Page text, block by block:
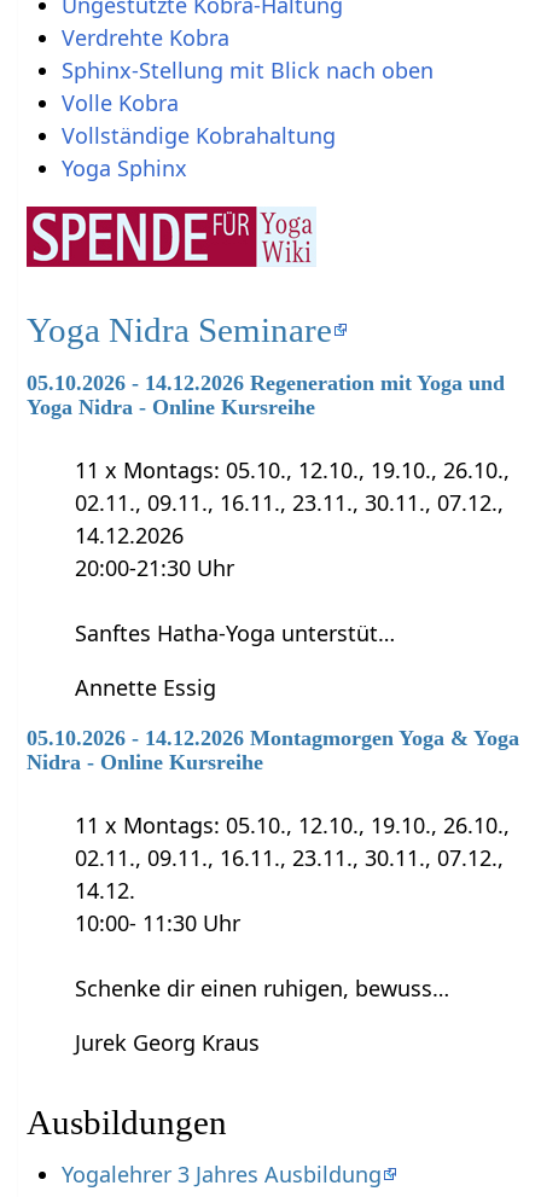
Verdrehte Kobra
Sphinx-Stellung mit Blick nach oben
Volle Kobra
Vollständige Kobrahaltung
Yoga Sphinx
Yoga Nidra Seminare
05.10.2026 - 14.12.2026 Regeneration mit Yoga und
Yoga Nidra - Online Kursreihe
11 x Montags: 05.10., 12.10., 19.10., 26.10.,
02.11., 09.11., 16.11., 23.11., 30.11., 07.12.,
14.12.2026
20:00-21:30 Uhr
Sanftes Hatha-Yoga unterstüt…
Annette Essig
05.10.2026 - 14.12.2026 Montagmorgen Yoga & Yoga
Nidra - Online Kursreihe
11 x Montags: 05.10., 12.10., 19.10., 26.10.,
02.11., 09.11., 16.11., 23.11., 30.11., 07.12.,
14.12.
10:00- 11:30 Uhr
Schenke dir einen ruhigen, bewuss…
Jurek Georg Kraus
Ausbildungen
Yogalehrer 3 Jahres Ausbildung